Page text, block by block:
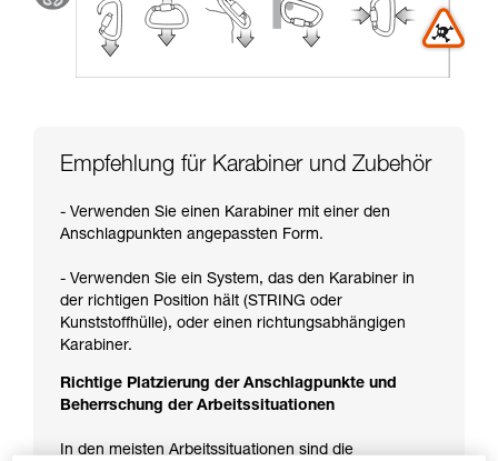
Empfehlung für Karabiner und Zubehör
- Verwenden Sie einen Karabiner mit einer den
Anschlagpunkten angepassten Form.
- Verwenden Sie ein System, das den Karabiner in
der richtigen Position hält (STRING oder
Kunststoffhülle), oder einen richtungsabhängigen
Karabiner.
Richtige Platzierung der Anschlagpunkte und
Beherrschung der Arbeitssituationen
In den meisten Arbeitssituationen sind die